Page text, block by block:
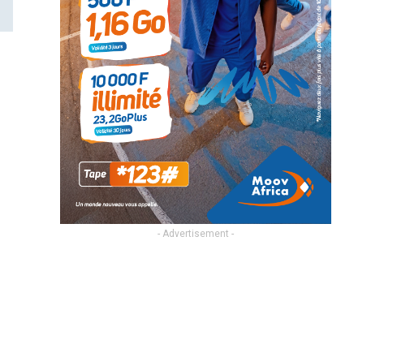
- Advertisement -